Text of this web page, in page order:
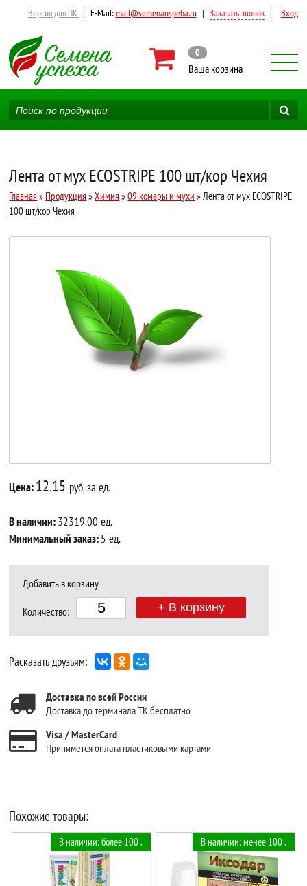
Версия для ПК | E-Mail:mail@semenauspeha.ru | Заказать звонок | Вход
0
Ваша корзина
Лента от мух ECOSTRIPE 100 шт/кор Чехия
Главная » Продукция »Химия »09 комары и мухи » Лента от мух ECOSTRIPE
100 шт/кор Чехия
Цена:12.15 руб. за ед.
В наличии:32319.00 ед.
Минимальный заказ:5 ед.
Добавить в корзину
Количество: + В корзину
Расказать друзьям:
Доставка по всей России
Доставка до терминала ТК бесплатно
Visa / MasterCard
Принимется оплата пластиковыми картами
Похожие товары:
В наличии: более 100 . В наличии: менее 100 .